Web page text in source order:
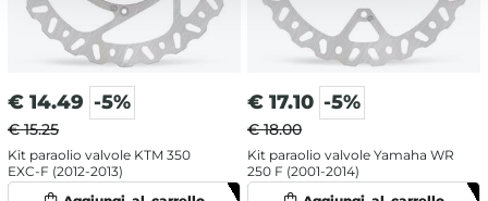
€ 14.49 -5%
€ 15.25
Kit paraolio valvole KTM 350
EXC-F (2012-2013)
€ 17.10 -5%
€ 18.00
Kit paraolio valvole Yamaha WR
250 F (2001-2014)